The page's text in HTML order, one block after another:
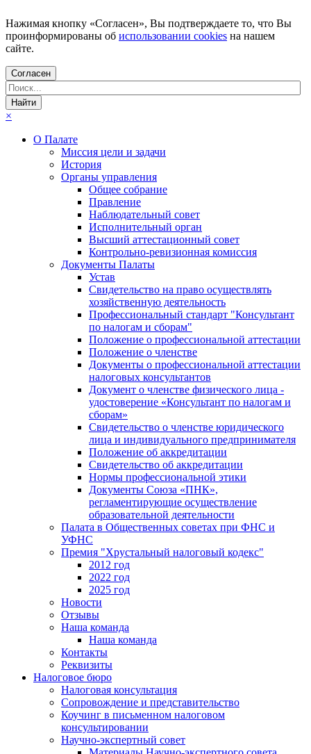
Нажимая кнопку «Согласен», Вы подтверждаете то, что Вы
проинформированы об использовании cookies на нашем
сайте.
Согласен
×
О Палате
Миссия цели и задачи
История
Органы управления
Общее собрание
Правление
Наблюдательный совет
Исполнительный орган
Высший аттестационный совет
Контрольно-ревизионная комиссия
Документы Палаты
Устав
Свидетельство на право осуществлять
хозяйственную деятельность
Профессиональный стандарт "Консультант
по налогам и сборам"
Положение о профессиональной аттестации
Положение о членстве
Документы о профессиональной аттестации
налоговых консультантов
Документ о членстве физического лица -
удостоверение «Консультант по налогам и
сборам»
Свидетельство о членстве юридического
лица и индивидуального предпринимателя
Положение об аккредитации
Свидетельство об аккредитации
Нормы профессиональной этики
Документы Союза «ПНК»,
регламентирующие осуществление
образовательной деятельности
Палата в Общественных советах при ФНС и
УФНС
Премия "Хрустальный налоговый кодекс"
2012 год
2022 год
2025 год
Новости
Отзывы
Наша команда
Наша команда
Контакты
Реквизиты
Налоговое бюро
Налоговая консультация
Cопровождение и представительство
Коучинг в письменном налоговом
консультировании
Научно-экспертный совет